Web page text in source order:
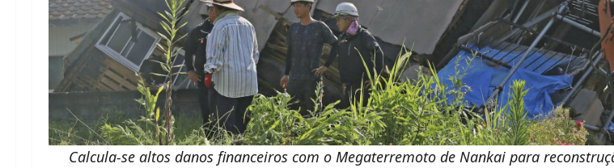
Calcula-se altos danos financeiros com o Megaterremoto de Nankai para